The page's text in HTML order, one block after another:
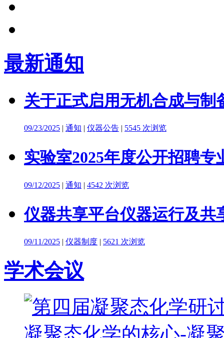
最新通知
关于正式启用无机合成与制
09/23/2025 | 通知 | 仪器公告 | 5545 次浏览
实验室2025年度公开招聘
09/12/2025 | 通知 | 4542 次浏览
仪器共享平台仪器运行及共
09/11/2025 | 仪器制度 | 5621 次浏览
学术会议